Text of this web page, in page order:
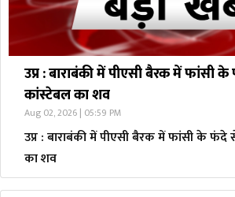
उप्र : बाराबंकी में पीएसी बैरक में फांसी
कांस्टेबल का शव
Aug 02, 2026 | 05:59 PM
उप्र : बाराबंकी में पीएसी बैरक में फांसी के
का शव